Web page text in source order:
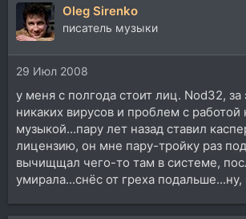
Oleg Sirenko
писатель музыки
29 Июл 2008
у меня с полгода стоит лиц. Nod32, за
никаких вирусов и проблем с работой
музыкой...пару лет назад ставил
лицензию, он мне пару-тройку раз
вычищщал чего-то там в системе,
умирала...снёс от греха подальше...ну,